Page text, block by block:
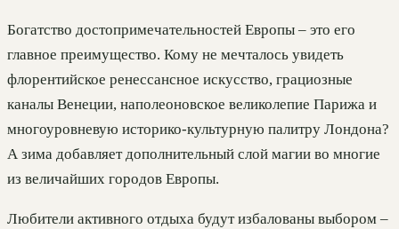
Богатство достопримечательностей Европы – это его
главное преимущество. Кому не мечталось увидеть
флорентийское ренессансное искусство, грациозные
каналы Венеции, наполеоновское великолепие Парижа и
многоуровневую историко-культурную палитру Лондона?
А зима добавляет дополнительный слой магии во многие
из величайших городов Европы.
Любители активного отдыха будут избалованы выбором –